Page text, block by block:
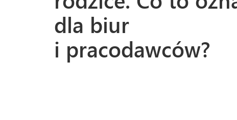
dla biur
i pracodawców?